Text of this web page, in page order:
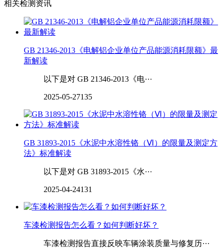
相关检测资讯
GB 21346-2013《电解铝企业单位产品能源消耗限额》最
新解读
以下是对 GB 21346-2013《电···
2025-05-27135
GB 31893-2015《水泥中水溶性铬（Ⅵ）的限量及测定方
法》标准解读
以下是对 GB 31893-2015《水···
2025-04-24131
车漆检测报告怎么看？如何判断好坏？
车漆检测报告直接反映车辆涂装质量与修复历···